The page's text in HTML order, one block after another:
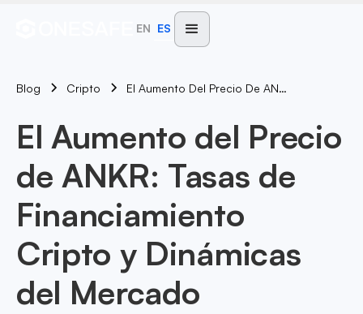
EN ES
Blog Cripto El Aumento Del Precio De ANKR: Tasas De Financiamiento Cripto Y Dinámicas Del Mercado
El Aumento del Precio
de ANKR: Tasas de
Financiamiento
Cripto y Dinámicas
del Mercado